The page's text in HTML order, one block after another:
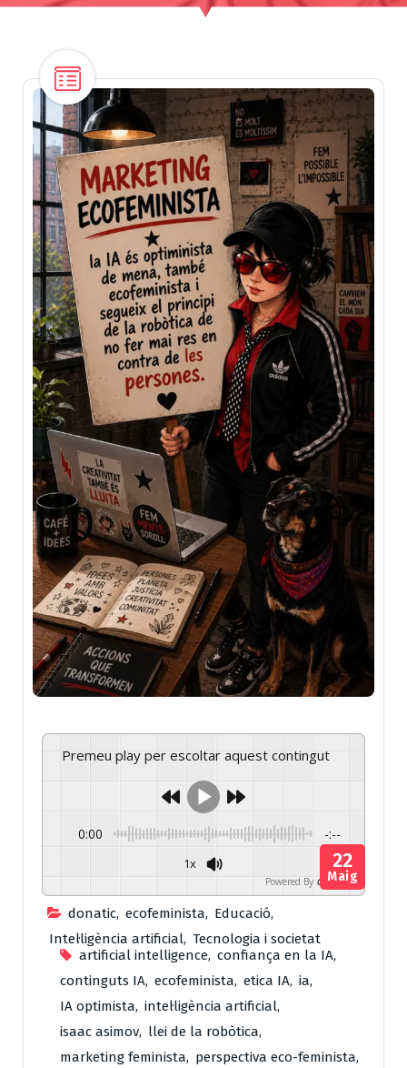
Premeu play per escoltar aquest contingut
0:00 -:--
1x
Powered By GSpeech
donatic, ecofeminista, Educació,
Intel·ligència artificial, Tecnologia i societat
artificial intelligence, confiança en la IA,
continguts IA, ecofeminista, etica IA, ia,
IA optimista, intel·ligència artificial,
isaac asimov, llei de la robòtica,
marketing feminista, perspectiva eco-feminista,
22
Maig